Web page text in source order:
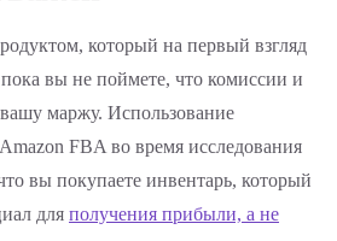
который на первый взгляд
вы не поймете, что комиссии и
маржу. Использование
FBA во время исследования
вы покупаете инвентарь, который
для получения прибыли, а не